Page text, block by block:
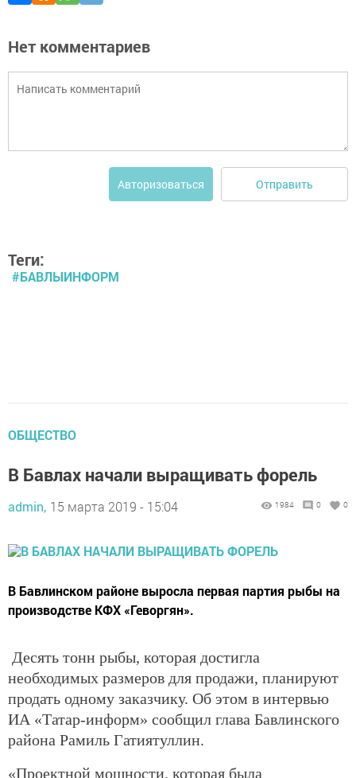
Нет комментариев
Авторизоваться Отправить
Теги:
#БАВЛЫИНФОРМ
ОБЩЕСТВО
В Бавлах начали выращивать форель
admin, 15 марта 2019 - 15:04 1984 0 0
В Бавлинском районе выросла первая партия рыбы на
производстве КФХ «Геворгян».
Десять тонн рыбы, которая достигла
необходимых размеров для продажи, планируют
продать одному заказчику. Об этом в интервью
ИА «Татар-информ» сообщил глава Бавлинского
района Рамиль Гатиятуллин.
«Проектной мощности, которая была